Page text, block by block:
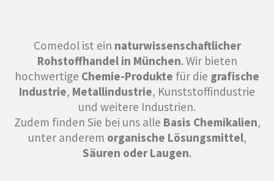
Comedol ist ein naturwissenschaftlicher
Rohstoffhandel in München. Wir bieten
hochwertige Chemie-Produkte für die grafische
Industrie, Metallindustrie, Kunststoffindustrie
und weitere Industrien.
Zudem finden Sie bei uns alle Basis Chemikalien,
unter anderem organische Lösungsmittel,
Säuren oder Laugen.